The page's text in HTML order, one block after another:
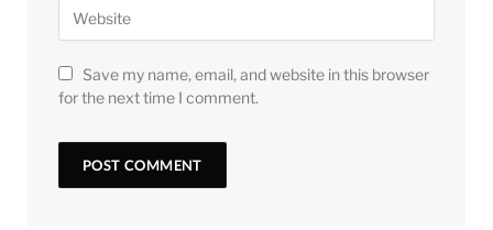
Save my name, email, and website in this browser
for the next time I comment.